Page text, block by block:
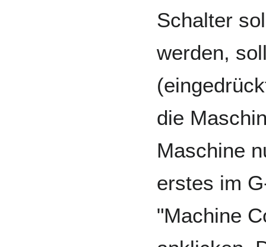
Schalter
werden,
die
Maschine
erstes im
"Machine